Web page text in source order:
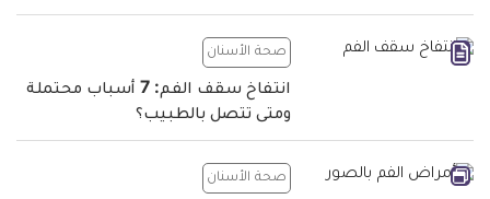
صحة الأسنان
انتفاخ سقف الفم: 7 أسباب محتملة
ومتى تتصل بالطبيب؟
صحة الأسنان